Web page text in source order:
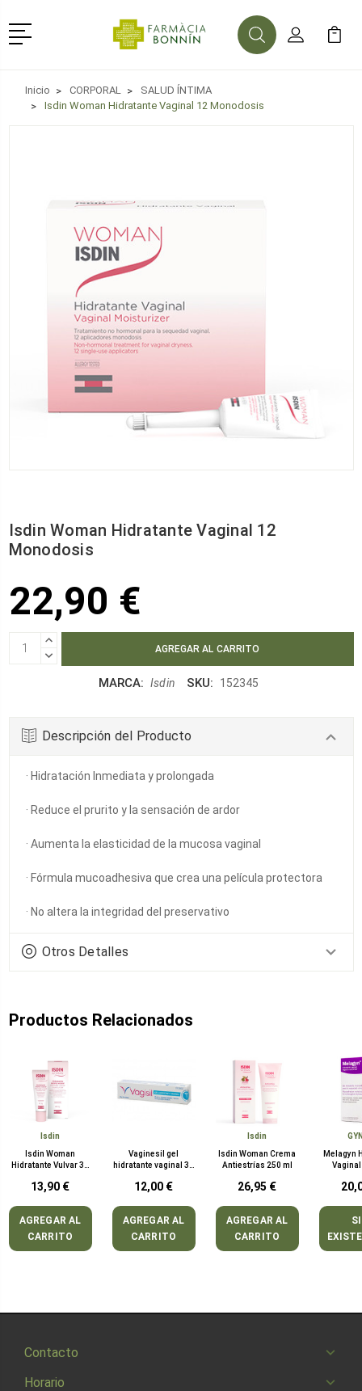
Menú
BuscarMi Cuenta
Mi
Inicio CORPORAL
SALUD ÍNTIMA
Isdin Woman Hidratante Vaginal 12 Monodosis
Isdin Woman Hidratante Vaginal 12
Monodosis
22,90 €
AUMENTAR
CANTIDAD:
DISMINUIR
MARCA: Isdin SKU: 152345
Descripción del Producto
· Hidratación Inmediata y prolongada
· Reduce el prurito y la sensación de ardor
· Aumenta la elasticidad de la mucosa vaginal
· Fórmula mucoadhesiva que crea una película protectora
· No altera la integridad del preservativo
Otros Detalles
Productos Relacionados
Isdin
Isdin Woman
Hidratante Vulvar 30
13,90 €
AGREGAR AL
CARRITO
Vaginesil gel
hidratante vaginal 30
12,00 €
AGREGAR AL
CARRITO
Isdin
Isdin Woman Crema
Antiestrías 250 ml
26,95 €
AGREGAR AL
CARRITO
Melagyn
Vaginal
Contacto
Horario